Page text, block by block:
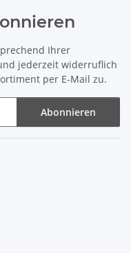
Ihrer
jederzeit widerruflich
per E-Mail zu.
Abonnieren